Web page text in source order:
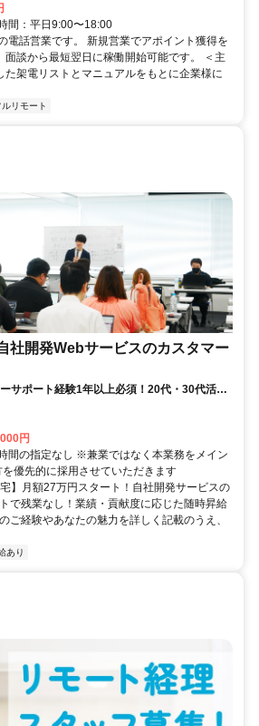
間：平日9:00〜18:00
電話営業です。 新規営業でアポイント獲得を
面談から最短翌日に稼働開始可能です。 ＜主
た架電リストとマニュアルをもとに企業様に
ルリモート
社開発Webサービスのカスタマー
サポート経験1年以上必須！20代・30代活躍
円
間の指定なし ※兼業ではなく本業務をメイン
優先的に採用させていただきます
】月額27万円スタート！自社開発サービスの
で残業なし！業績・貢献度に応じた随時昇給
ご経験やあなたの魅力を詳しく記載のうえ、
あり